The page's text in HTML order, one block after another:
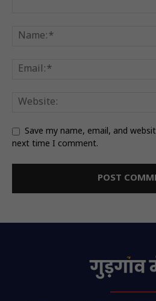
Save my name, email, and
next time I comment.